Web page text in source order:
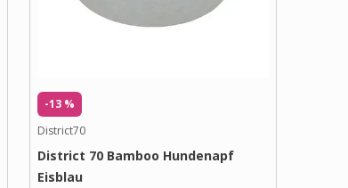
-13 %
District70
District 70 Bamboo Hundenapf
Eisblau